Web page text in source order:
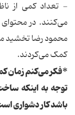
- تعداد کمی از
می‌کنند. در محتوای
محمود رضا تخشید
کمک می‌کردند.
*فکر می‌کنم زمان
باشد کار دشواری